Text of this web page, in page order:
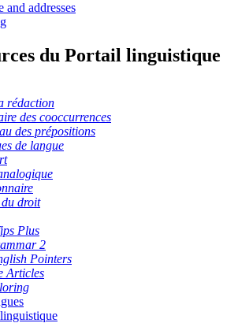
and addresses
du Portail linguistique
rédaction
des cooccurrences
des prépositions
de langue
du droit
Plus
2
Pointers
Articles